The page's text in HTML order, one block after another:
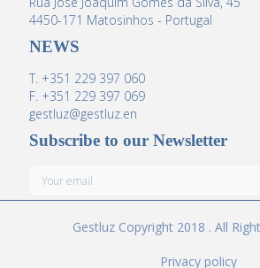
4450-171 Matosinhos - Portugal
NEWS
T. +351 229 397 060
F. +351 229 397 069
gestluz@gestluz.en
Subscribe to our Newsletter
Gestluz Copyright 2018 . All
Privacy policy